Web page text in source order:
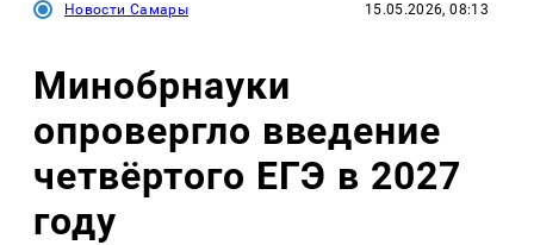
Новости Самары 15.05.2026, 08:13
Минобрнауки
опровергло введение
четвёртого ЕГЭ в 2027
году